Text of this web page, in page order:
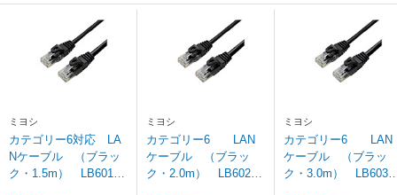
ミヨシ
カテゴリー6対応 LA
Nケーブル （ブラッ
ク・1.5m） LB6015B
ミヨシ
カテゴリー6 LAN
ケーブル （ブラッ
ク・2.0m） LB602B
ミヨシ
カテゴリー6 LAN
ケーブル （ブラッ
ク・3.0m） LB603B